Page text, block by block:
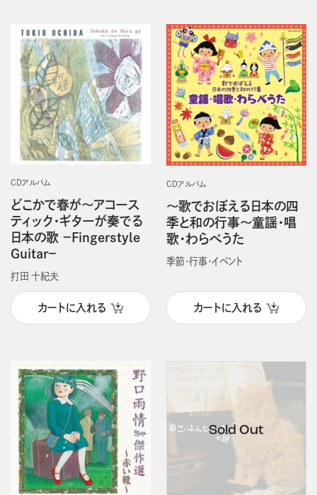
CDアルバム
どこかで春が～アコース
ティック・ギターが奏でる
日本の歌 －Fingerstyle
Guitar－
打田 十紀夫
カートに入れる
CDアルバム
～歌でおぼえる日本の四
季と和の行事～童謡・唱
歌・わらべうた
季節・行事・イベント
カートに入れる